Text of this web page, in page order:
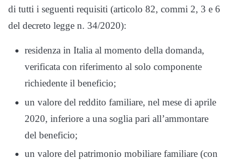
di tutti i seguenti requisiti (articolo 82, commi 2, 3 e 6
del decreto legge n. 34/2020):
residenza in Italia al momento della domanda,
verificata con riferimento al solo componente
richiedente il beneficio;
un valore del reddito familiare, nel mese di aprile
2020, inferiore a una soglia pari all’ammontare
del beneficio;
un valore del patrimonio mobiliare familiare (con